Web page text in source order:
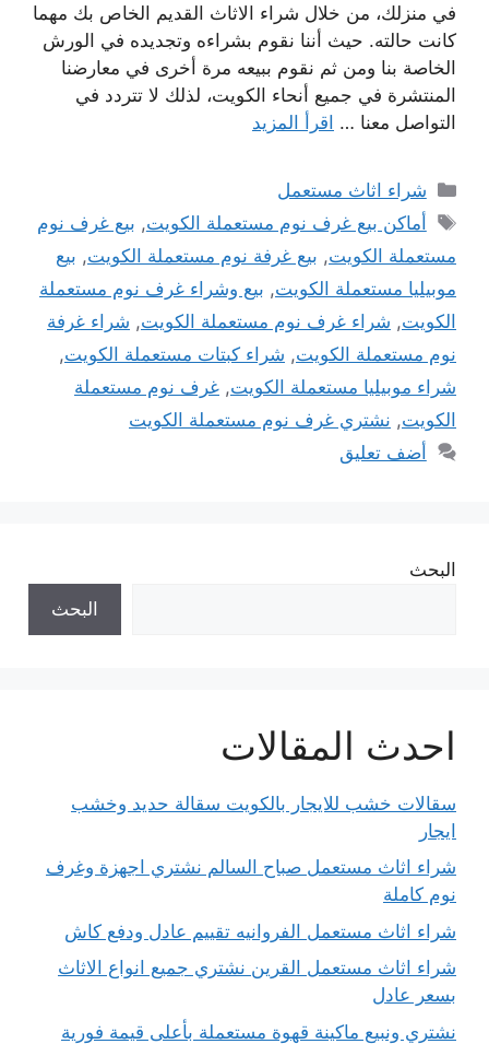
في منزلك، من خلال شراء الاثاث القديم الخاص بك مهما
كانت حالته. حيث أننا نقوم بشراءه وتجديده في الورش
الخاصة بنا ومن ثم نقوم ببيعه مرة أخرى في معارضنا
المنتشرة في جميع أنحاء الكويت، لذلك لا تتردد في
التواصل معنا … اقرأ المزيد
التصنيفات
شراء اثاث مستعمل
الوسوم
أماكن بيع غرف نوم مستعملة الكويت, بيع غرف نوم
مستعملة الكويت, بيع غرفة نوم مستعملة الكويت, بيع
موبيليا مستعملة الكويت, بيع وشراء غرف نوم مستعملة
الكويت, شراء غرف نوم مستعملة الكويت, شراء غرفة
نوم مستعملة الكويت, شراء كبتات مستعملة الكويت,
شراء موبيليا مستعملة الكويت, غرف نوم مستعملة
الكويت, نشتري غرف نوم مستعملة الكويت
أضف تعليق
البحث
البحث
احدث المقالات
سقالات خشب للايجار بالكويت سقالة حديد وخشب
ايجار
شراء اثاث مستعمل صباح السالم نشتري اجهزة وغرف
نوم كاملة
شراء اثاث مستعمل الفروانيه تقييم عادل ودفع كاش
شراء اثاث مستعمل القرين نشتري جميع انواع الاثاث
بسعر عادل
نشتري ونبيع ماكينة قهوة مستعملة بأعلى قيمة فورية